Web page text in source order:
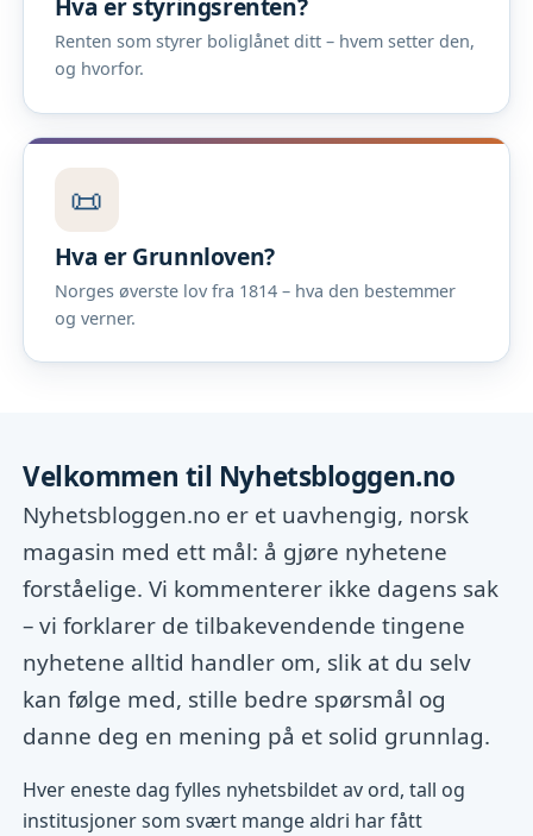
Hva er styringsrenten?
Renten som styrer boliglånet ditt – hvem setter den,
og hvorfor.
📜
Hva er Grunnloven?
Norges øverste lov fra 1814 – hva den bestemmer
og verner.
Velkommen til Nyhetsbloggen.no
Nyhetsbloggen.no er et uavhengig, norsk
magasin med ett mål: å gjøre nyhetene
forståelige. Vi kommenterer ikke dagens sak
– vi forklarer de tilbakevendende tingene
nyhetene alltid handler om, slik at du selv
kan følge med, stille bedre spørsmål og
danne deg en mening på et solid grunnlag.
Hver eneste dag fylles nyhetsbildet av ord, tall og
institusjoner som svært mange aldri har fått